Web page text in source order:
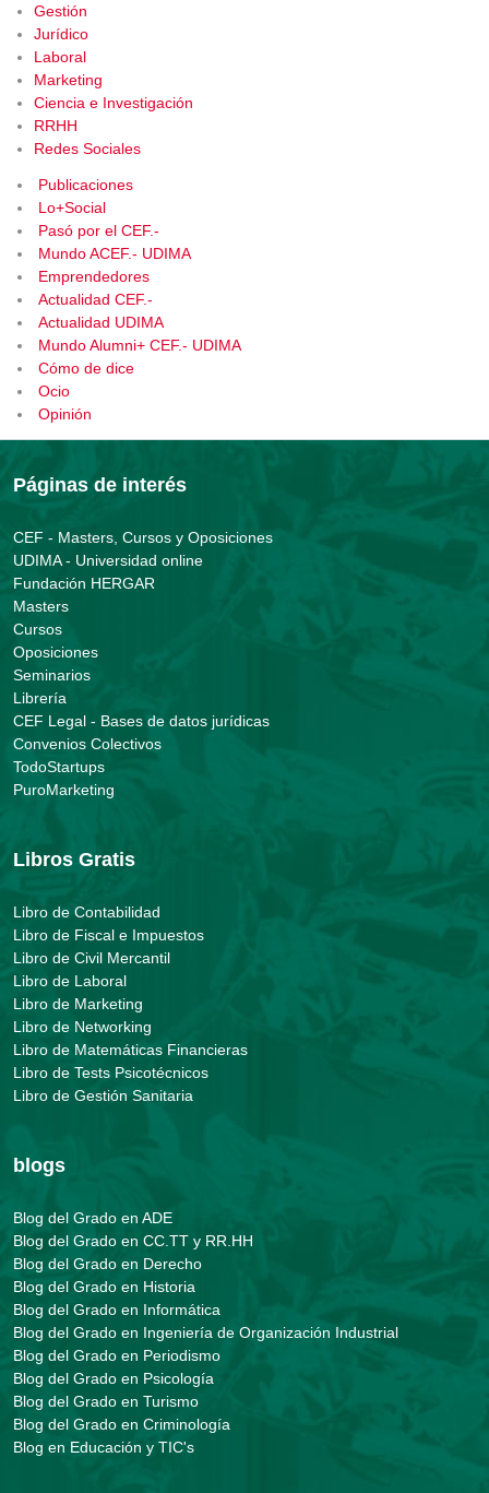
Gestión
Jurídico
Laboral
Marketing
Ciencia e Investigación
RRHH
Redes Sociales
Publicaciones
Lo+Social
Pasó por el CEF.-
Mundo ACEF.- UDIMA
Emprendedores
Actualidad CEF.-
Actualidad UDIMA
Mundo Alumni+ CEF.- UDIMA
Cómo de dice
Ocio
Opinión
Páginas de interés
CEF - Masters, Cursos y Oposiciones
UDIMA - Universidad online
Fundación HERGAR
Masters
Cursos
Oposiciones
Seminarios
Librería
CEF Legal - Bases de datos jurídicas
Convenios Colectivos
TodoStartups
PuroMarketing
Libros Gratis
Libro de Contabilidad
Libro de Fiscal e Impuestos
Libro de Civil Mercantil
Libro de Laboral
Libro de Marketing
Libro de Networking
Libro de Matemáticas Financieras
Libro de Tests Psicotécnicos
Libro de Gestión Sanitaria
blogs
Blog del Grado en ADE
Blog del Grado en CC.TT y RR.HH
Blog del Grado en Derecho
Blog del Grado en Historia
Blog del Grado en Informática
Blog del Grado en Ingeniería de Organización Industrial
Blog del Grado en Periodismo
Blog del Grado en Psicología
Blog del Grado en Turismo
Blog del Grado en Criminología
Blog en Educación y TIC's